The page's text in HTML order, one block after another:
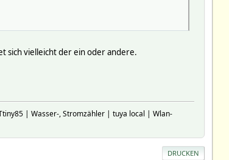
sich vielleicht der ein oder andere.
| Wasser-, Stromzähler | tuya local | Wlan-
DRUCKEN